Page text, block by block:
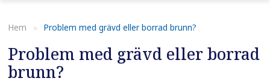
Hem » Problem med grävd eller borrad brunn?
Problem med grävd eller borrad
brunn?